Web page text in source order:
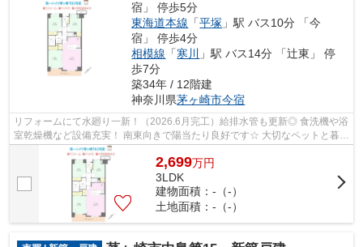
宿」 停歩5分
東海道本線 「平塚 」駅 バス10分 「今
宿」 停歩4分
相模線 「寒川
」駅 バス14分 「辻東」 停
歩7分
築34年 / 12階建
神奈川県茅ヶ崎市今宿
リフォームにて水廻り一新！（2026.6月完工）給排水管も更新◎ 食洗機や浴
室乾燥機など設備充実！ 南東向きで陽当たり良好です☆ 大切なペットと暮ら
すこともできますよ♪ アフターサービ...
2,699万円
3LDK
建物面積：-（-）
土地面積：-（-）